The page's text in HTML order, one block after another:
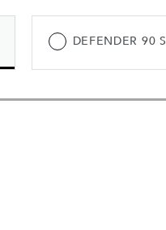
DEFENDER 90 S